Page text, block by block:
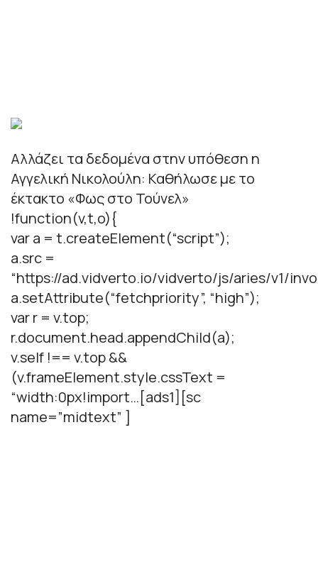
Αλλάζει τα δεδομένα στην υπόθεση η
Αγγελική Νικολούλη: Καθήλωσε με το
έκτακτο «Φως στο Τούνελ»
!function(v,t,o){
var a = t.createElement(“script”);
a.src =
“https://ad.vidverto.io/vidverto/js/aries/v1/
a.setAttribute(“fetchpriority”, “high”);
var r = v.top;
r.document.head.appendChild(a);
v.self !== v.top &&
(v.frameElement.style.cssText =
“width:0px!import…[ads1][sc
name=”midtext” ]